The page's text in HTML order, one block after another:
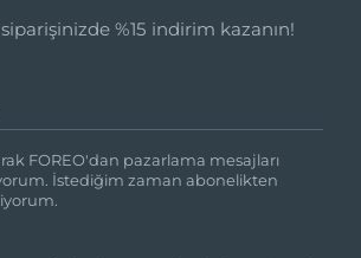
%15 indirim kazanın!
FOREO'dan pazarlama mesajları
İstediğim zaman abonelikten